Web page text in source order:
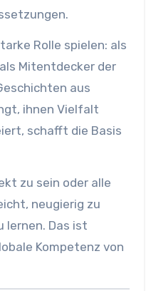
Rolle spielen: als
Mitentdecker der
aus
ihnen Vielfalt
schafft die Basis
zu sein oder alle
neugierig zu
lernen. Das ist
Kompetenz von